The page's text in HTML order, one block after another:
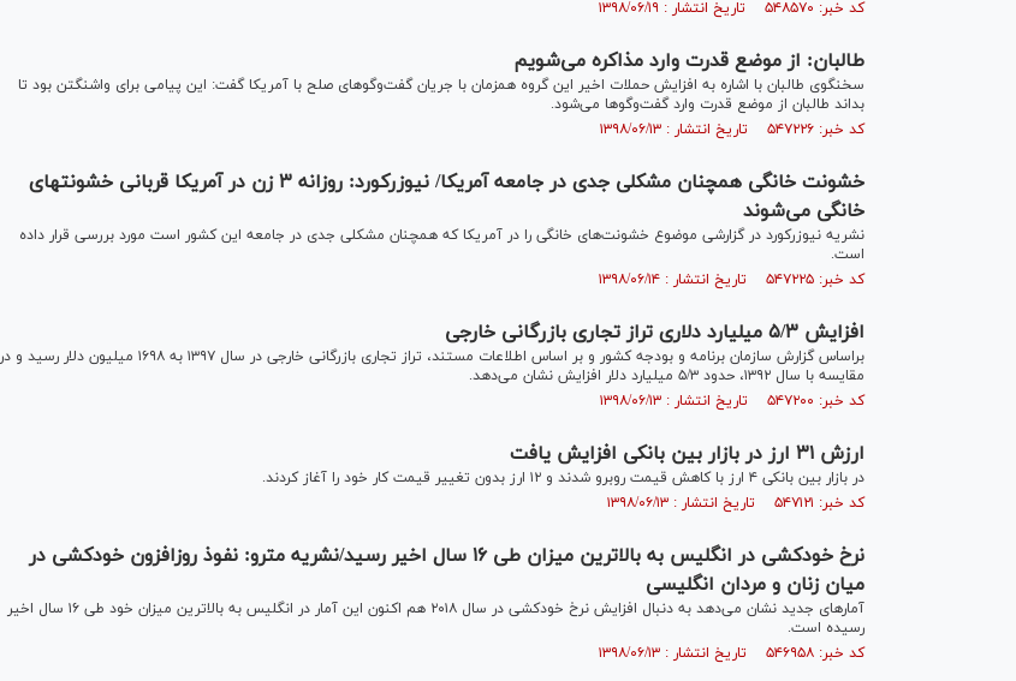
کد خبر: ۵۴۸۵۷۰ تاریخ انتشار : ۱۳۹۸/۰۶/۱۹
طالبان: از موضع قدرت وارد مذاکره می‌شویم
سخنگوی طالبان با اشاره به افزایش حملات اخیر این گروه همزمان با جریان گفت‌وگوهای صلح با آمریکا گفت: این پیامی برای واشنگتن بود تا
بداند طالبان از موضع قدرت وارد گفت‌وگوها می‌شود.
کد خبر: ۵۴۷۲۲۶ تاریخ انتشار : ۱۳۹۸/۰۶/۱۳
خشونت خانگی همچنان مشکلی جدی در جامعه آمریکا/ نیوزرکورد: روزانه ۳ زن در آمریکا قربانی خشونت‎های
خانگی می‌شوند
نشریه نیوزرکورد در گزارشی موضوع خشونت‌های خانگی را در آمریکا که همچنان مشکلی جدی در جامعه این کشور است مورد بررسی قرار داده
است.
کد خبر: ۵۴۷۲۲۵ تاریخ انتشار : ۱۳۹۸/۰۶/۱۴
افزایش ۵/۳ میلیارد دلاری تراز تجاری بازرگانی خارجی
براساس گزارش سازمان برنامه و بودجه کشور و بر اساس اطلاعات مستند، تراز تجاری بازرگانی خارجی در سال ۱۳۹۷ به ۱۶۹۸ میلیون دلار رسید و در
مقایسه با سال ۱۳۹۲، حدود ۵/۳ میلیارد دلار افزایش نشان می‌دهد.
کد خبر: ۵۴۷۲۰۰ تاریخ انتشار : ۱۳۹۸/۰۶/۱۳
ارزش ۳۱ ارز در بازار بین بانکی افزایش یافت
در بازار بین بانکی ۴ ارز با کاهش قیمت روبرو شدند و ۱۲ ارز بدون تغییر قیمت کار خود را آغاز کردند.
کد خبر: ۵۴۷۱۲۱ تاریخ انتشار : ۱۳۹۸/۰۶/۱۳
نرخ خودکشی در انگلیس به بالاترین میزان طی ۱۶ سال اخیر رسید/نشریه مترو: نفوذ روزافزون خودکشی در
میان زنان و مردان انگلیسی
آمار‌های جدید نشان می‌دهد به دنبال افزایش نرخ خودکشی در سال ۲۰۱۸ هم اکنون این آمار در انگلیس به بالاترین میزان خود طی ۱۶ سال اخیر
رسیده است.
کد خبر: ۵۴۶۹۵۸ تاریخ انتشار : ۱۳۹۸/۰۶/۱۳